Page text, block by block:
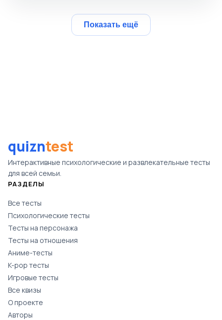
Показать ещё
quizntest
Интерактивные психологические и развлекательные тесты
для всей семьи.
РАЗДЕЛЫ
Все тесты
Психологические тесты
Тесты на персонажа
Тесты на отношения
Аниме-тесты
K-pop тесты
Игровые тесты
Все квизы
О проекте
Авторы